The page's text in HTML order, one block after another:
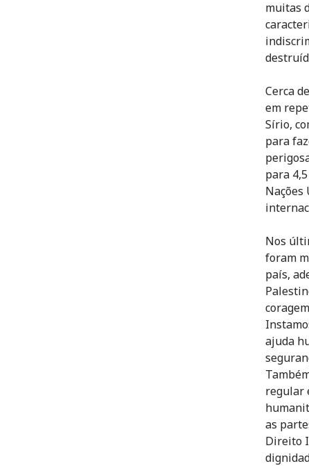
muitas
Cerca
em
Sírio,
para
para
Nações
Nos
foram
país,
ajuda
regular
as
Direito